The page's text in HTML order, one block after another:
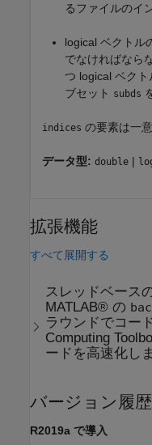
るファイルのイ
logical ベクトル
でなければなら
つ logical ベク
ブセット subds
indices の要素は一
データ型: double |
拡張機能
すべて展開する
スレッドベース
MATLAB® の
ラウンドでコー
Computing
ードを高速化し
バージョン履歴
R2019a で導入